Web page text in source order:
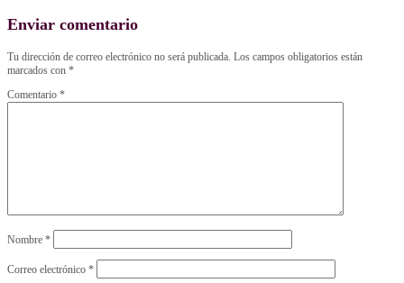
Enviar comentario
Tu dirección de correo electrónico no será publicada. Los campos obligatorios están
marcados con *
Comentario *
Nombre *
Correo electrónico *